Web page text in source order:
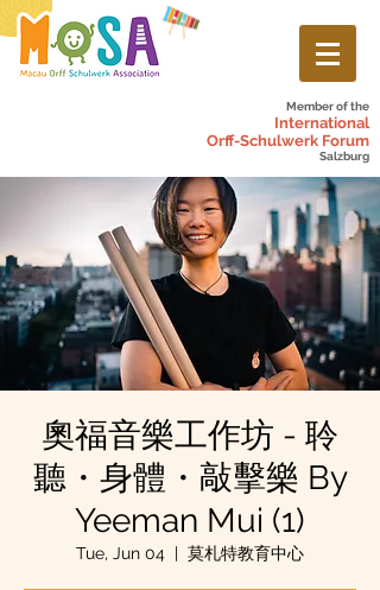
Member of the
International
Orff-Schulwerk Forum
Salzburg
奧福音樂工作坊 - 聆
聽・身體・敲擊樂 By
Yeeman Mui (1)
Tue, Jun 04
  |
莫札特教育中心